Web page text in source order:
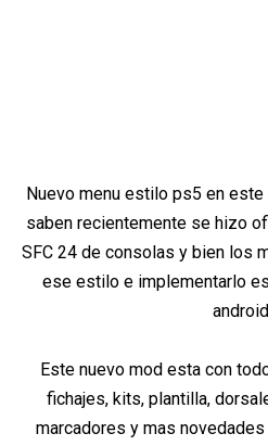
Nuevo menu estilo ps5 en este
saben recientemente se hizo
SFC 24 de consolas y bien los
ese estilo e implementarlo
Este nuevo mod esta con
fichajes, kits, plantilla,
marcadores y mas